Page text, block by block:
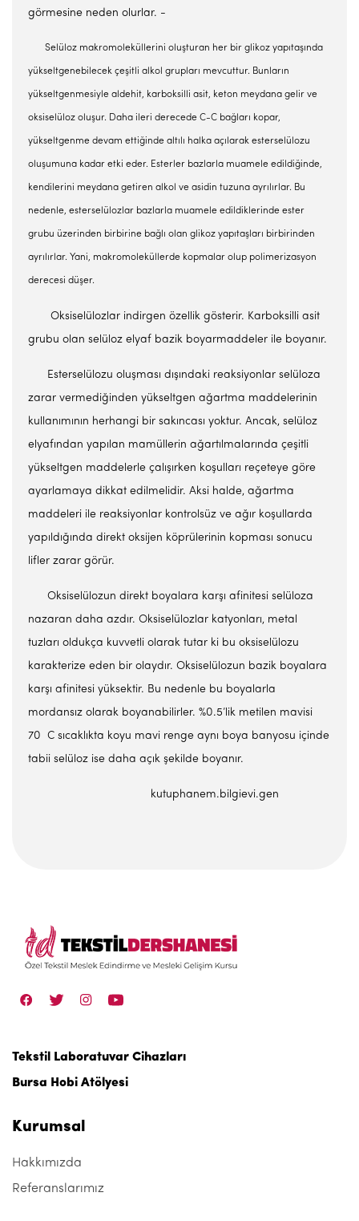
görmesine neden olurlar. -
Selüloz makromoleküllerini oluşturan her bir glikoz yapıtaşında
yükseltgenebilecek çeşitli alkol grupları mevcuttur. Bunların
yükseltgenmesiyle aldehit, karboksilli asit, keton meydana gelir ve
oksiselüloz oluşur. Daha ileri derecede C-C bağları kopar,
yükseltgenme devam ettiğinde altılı halka açılarak esterselülozu
oluşumuna kadar etki eder. Esterler bazlarla muamele edildiğinde,
kendilerini meydana getiren alkol ve asidin tuzuna ayrılırlar. Bu
nedenle, esterselülozlar bazlarla muamele edildiklerinde ester
grubu üzerinden birbirine bağlı olan glikoz yapıtaşları birbirinden
ayrılırlar. Yani, makromoleküllerde kopmalar olup polimerizasyon
derecesi düşer.
Oksiselülozlar indirgen özellik gösterir. Karboksilli asit
grubu olan selüloz elyaf bazik boyarmaddeler ile boyanır.
Esterselülozu oluşması dışındaki reaksiyonlar selüloza
zarar vermediğinden yükseltgen ağartma maddelerinin
kullanımının herhangi bir sakıncası yoktur. Ancak, selüloz
elyafından yapılan mamüllerin ağartılmalarında çeşitli
yükseltgen maddelerle çalışırken koşulları reçeteye göre
ayarlamaya dikkat edilmelidir. Aksi halde, ağartma
maddeleri ile reaksiyonlar kontrolsüz ve ağır koşullarda
yapıldığında direkt oksijen köprülerinin kopması sonucu
lifler zarar görür.
Oksiselülozun direkt boyalara karşı afinitesi selüloza
nazaran daha azdır. Oksiselülozlar katyonları, metal
tuzları oldukça kuvvetli olarak tutar ki bu oksiselülozu
karakterize eden bir olaydır. Oksiselülozun bazik boyalara
karşı afinitesi yüksektir. Bu nedenle bu boyalarla
mordansız olarak boyanabilirler. %0.5’lik metilen mavisi
70 C sıcaklıkta koyu mavi renge aynı boya banyosu içinde
tabii selüloz ise daha açık şekilde boyanır.
kutuphanem.bilgievi.gen
Tekstil Laboratuvar Cihazları
Bursa Hobi Atölyesi
Kurumsal
Hakkımızda
Referanslarımız